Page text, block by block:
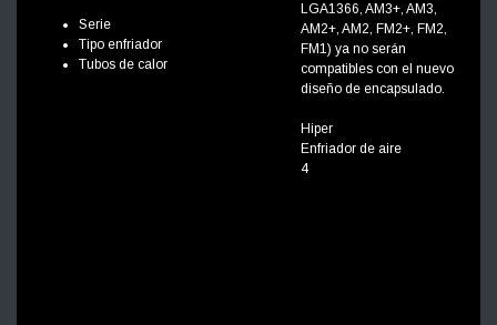
Serie
Tipo enfriador
Tubos de calor
LGA1366, AM3+, AM3,
AM2+, AM2, FM2+, FM2,
FM1) ya no serán
compatibles con el nuevo
diseño de encapsulado.
Hiper
Enfriador de aire
4